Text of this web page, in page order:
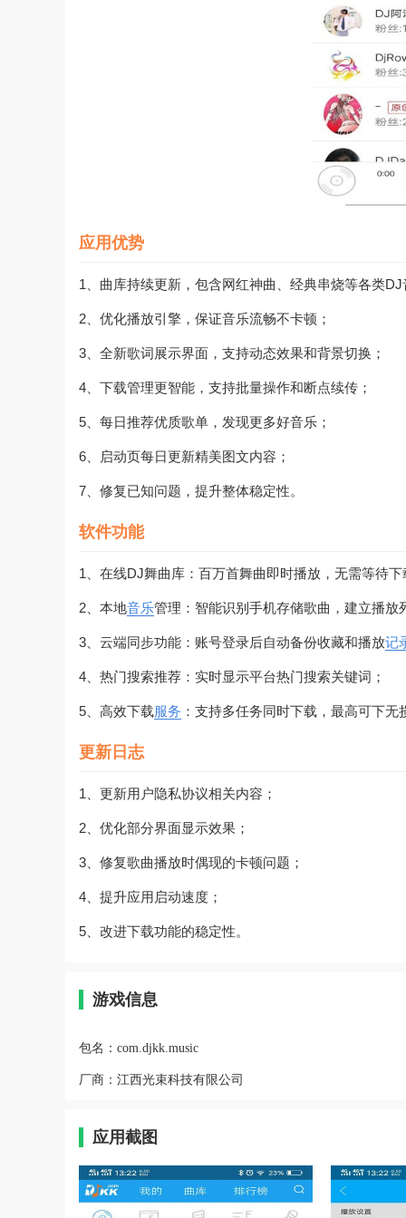
应用优势
1、曲库持续更新，包含网红神曲、经典串烧等各类DJ
2、优化播放引擎，保证音乐流畅不卡顿；
3、全新歌词展示界面，支持动态效果和背景切换；
4、下载管理更智能，支持批量操作和断点续传；
5、每日推荐优质歌单，发现更多好音乐；
6、启动页每日更新精美图文内容；
7、修复已知问题，提升整体稳定性。
软件功能
1、在线DJ舞曲库：百万首舞曲即时播放，无需等待下
2、本地音乐管理：智能识别手机存储歌曲，建立播放
3、云端同步功能：账号登录后自动备份收藏和播放记
4、热门搜索推荐：实时显示平台热门搜索关键词；
5、高效下载服务 ：支持多任务同时下载，最高可下无
更新日志
1、更新用户隐私协议相关内容；
2、优化部分界面显示效果；
3、修复歌曲播放时偶现的卡顿问题；
4、提升应用启动速度；
5、改进下载功能的稳定性。
游戏信息
包名： com.djkk.music
厂商： 江西光束科技有限公司
应用截图